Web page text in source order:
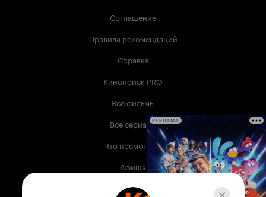
Соглашение
Правила рекомендаций
Справка
Кинопоиск PRO
Все фильмы
Все сериалы
Что посмотреть
Афиша
Музыка
РЕКЛАМА